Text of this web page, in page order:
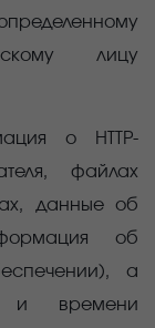
лицу
о
HTTP-
файлах
данные об
об
а
и времени